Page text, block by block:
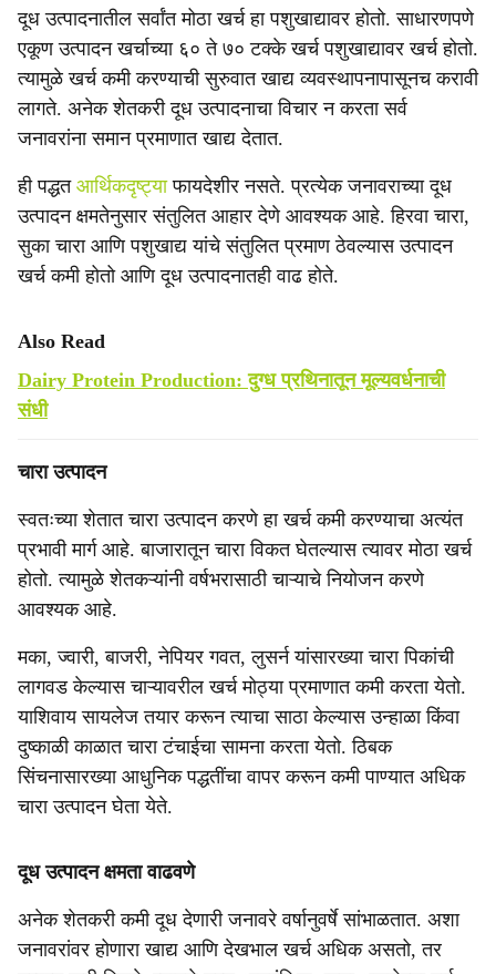
दूध उत्पादनातील सर्वांत मोठा खर्च हा पशुखाद्यावर होतो. साधारणपणे
एकूण उत्पादन खर्चाच्या ६० ते ७० टक्के खर्च पशुखाद्यावर खर्च होतो.
त्यामुळे खर्च कमी करण्याची सुरुवात खाद्य व्यवस्थापनापासूनच करावी
लागते. अनेक शेतकरी दूध उत्पादनाचा विचार न करता सर्व
जनावरांना समान प्रमाणात खाद्य देतात.
ही पद्धत आर्थिकदृष्ट्याफायदेशीर नसते. प्रत्येक जनावराच्या दूध
उत्पादन क्षमतेनुसार संतुलित आहार देणे आवश्यक आहे. हिरवा चारा,
सुका चारा आणि पशुखाद्य यांचे संतुलित प्रमाण ठेवल्यास उत्पादन
खर्च कमी होतो आणि दूध उत्पादनातही वाढ होते.
Also Read
Dairy Protein Production: दुग्ध प्रथिनातून मूल्यवर्धनाची
संधी
चारा उत्पादन
स्वतःच्या शेतात चारा उत्पादन करणे हा खर्च कमी करण्याचा अत्यंत
प्रभावी मार्ग आहे. बाजारातून चारा विकत घेतल्यास त्यावर मोठा खर्च
होतो. त्यामुळे शेतकऱ्यांनी वर्षभरासाठी चाऱ्याचे नियोजन करणे
आवश्यक आहे.
मका, ज्वारी, बाजरी, नेपियर गवत, लुसर्न यांसारख्या चारा पिकांची
लागवड केल्यास चाऱ्यावरील खर्च मोठ्या प्रमाणात कमी करता येतो.
याशिवाय सायलेज तयार करून त्याचा साठा केल्यास उन्हाळा किंवा
दुष्काळी काळात चारा टंचाईचा सामना करता येतो. ठिबक
सिंचनासारख्या आधुनिक पद्धतींचा वापर करून कमी पाण्यात अधिक
चारा उत्पादन घेता येते.
दूध उत्पादन क्षमता वाढवणे
अनेक शेतकरी कमी दूध देणारी जनावरे वर्षानुवर्षे सांभाळतात. अशा
जनावरांवर होणारा खाद्य आणि देखभाल खर्च अधिक असतो, तर